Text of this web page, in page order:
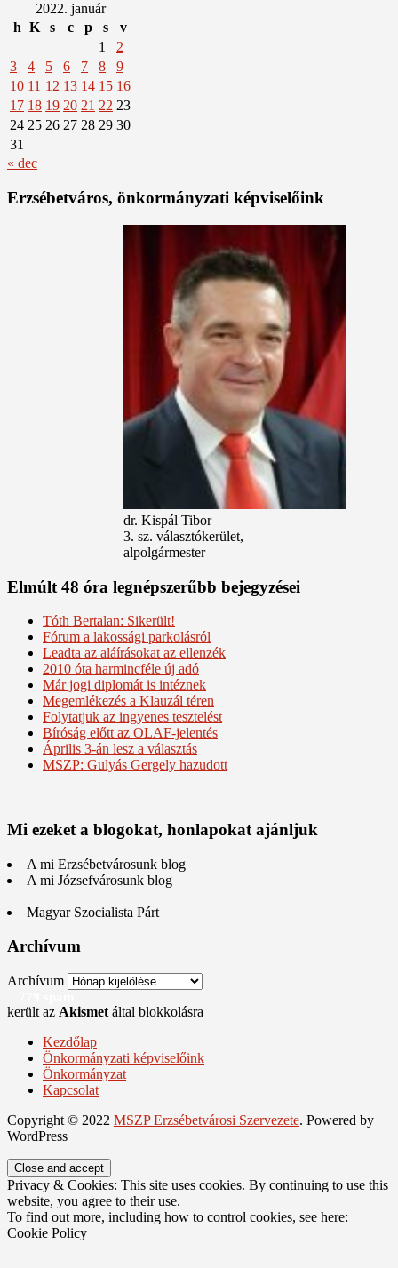
2022. január
h K s c p s
v
1
2
3
4 5 6 7 8
9
10 11 12 13 14 15 16
17 18 19 20 21 22 23
24 25 26 27 28 29 30
31
« dec
Erzsébetváros, önkormányzati képviselőink
dr. Kispál Tibor
3. sz. választókerület,
alpolgármester
Elmúlt 48 óra legnépszerűbb bejegyzései
Tóth Bertalan: Sikerült!
Fórum a lakossági parkolásról
Leadta az aláírásokat az ellenzék
2010 óta harmincféle új adó
Már jogi diplomát is intéznek
Megemlékezés a Klauzál téren
Folytatjuk az ingyenes tesztelést
Bíróság előtt az OLAF-jelentés
Április 3-án lesz a választás
MSZP: Gulyás Gergely hazudott
Mi ezeket a blogokat, honlapokat ajánljuk
A mi Erzsébetvárosunk blog
A mi Józsefvárosunk blog
Magyar Szocialista Párt
Archívum
Archívum
került az Akismet által blokkolásra
Kezdőlap
Önkormányzati képviselőink
Önkormányzat
Kapcsolat
Copyright © 2022 MSZP Erzsébetvárosi Szervezete. Powered by
WordPress
Privacy & Cookies: This site uses cookies. By continuing to use this
website, you agree to their use.
To find out more, including how to control cookies, see here:
Cookie Policy